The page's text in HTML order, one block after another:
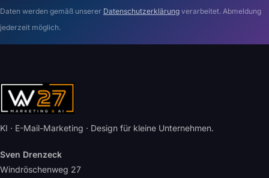
Daten werden gemäß unserer Datenschutzerklärung verarbeitet. Abmeldung
jederzeit möglich.
KI · E-Mail-Marketing · Design für kleine Unternehmen.
Sven Drenzeck
Windröschenweg 27